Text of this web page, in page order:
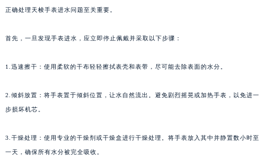
正确处理天梭手表进水问题至关重要。
首先，一旦发现手表进水，应立即停止佩戴并采取以下步骤：
1.迅速擦干：使用柔软的干布轻轻擦拭表壳和表带，尽可能去除表面的水分。
2.倾斜放置：将手表置于倾斜位置，让水自然流出。避免剧烈摇晃或加热手表，以免进一
步损坏机芯。
3.干燥处理：使用专业的干燥剂或干燥盒进行干燥处理。将手表放入其中并静置数小时至
一天，确保所有水分被完全吸收。